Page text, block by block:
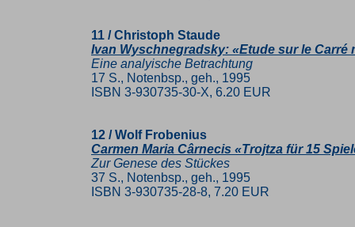
11 / Christoph Staude
Ivan Wyschnegradsky: «Etude sur le Carré
Eine analyische Betrachtung
17 S., Notenbsp., geh., 1995
ISBN 3-930735-30-X, 6.20 EUR
12 / Wolf Frobenius
Carmen Maria Cârnecis «Trojtza für 15
Zur Genese des Stückes
37 S., Notenbsp., geh., 1995
ISBN 3-930735-28-8, 7.20 EUR